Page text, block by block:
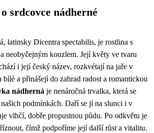
srdcovce nádherné
latinsky Dicentra spectabilis, je rostlina s
neobyčejným kouzlem. Její květy ve tvaru
i její český název, rozkvétají na jaře v
bílé a přinášejí do zahrad radost a romantickou
nádherná je nenáročná trvalka, která se
podmínkách. Daří se jí na slunci i v
vlhčí, dobře propustnou půdu. Po odkvětu je
čímž podpoříme její další růst a vitalitu.